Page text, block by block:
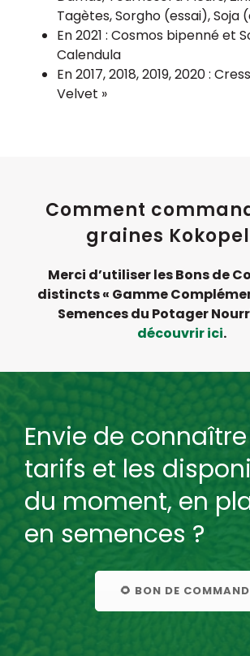
Tagètes, Sorgho (essai), Soja
En 2021 : Cosmos bipenné et
Calendula
En 2017, 2018, 2019, 2020 :
Velvet »
Comment
graines
Merci d’utiliser les Bons de
distincts « Gamme
Semences du Potager
découvrir ici.
Envie de
tarifs et les
du moment, en
en semences ?
🌻 BON DE